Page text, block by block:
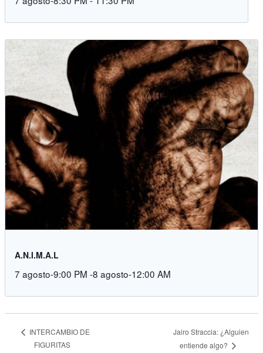
A.N.I.M.A.L
7 agosto-9:00 PM -8 agosto-12:00 AM
INTERCAMBIO DE
FIGURITAS
Jairo Straccia: ¿Alguien
entiende algo?